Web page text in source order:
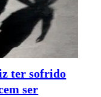
ter sofrido
ser